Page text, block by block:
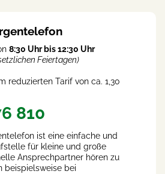
8:30 Uhr bis 12:30 Uhr
Feiertagen)
reduzierten Tarif von ca. 1,30
810
ist eine einfache und
für kleine und große
Ansprechpartner hören zu
beispielsweise bei